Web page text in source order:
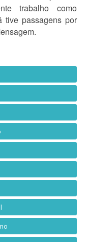
trabalho como
tive passagens por